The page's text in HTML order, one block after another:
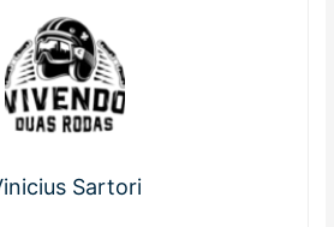
Sartori